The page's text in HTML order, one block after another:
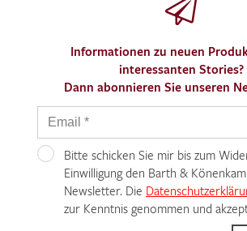
Informationen zu neuen
interessanten Stories?
Dann abonnieren Sie unseren
Bitte schicken Sie mir bis zum
Einwilligung den Barth &
Newsletter. Die
zur Kenntnis genommen und